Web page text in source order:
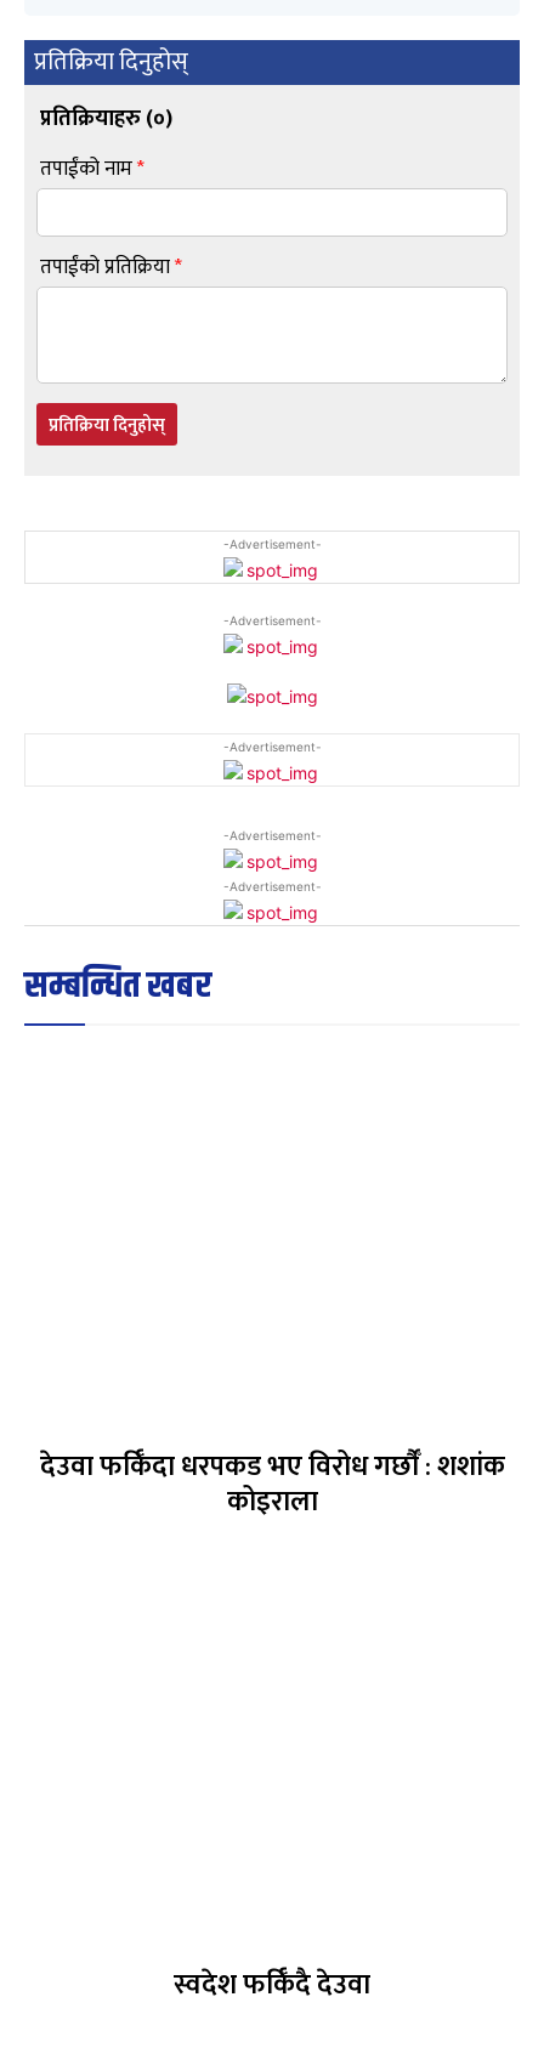
प्रतिक्रिया दिनुहोस्
प्रतिक्रियाहरु (०)
तपाईंको नाम*
तपाईंको प्रतिक्रिया*
प्रतिक्रिया दिनुहोस्
-Advertisement-
-Advertisement-
-Advertisement-
-Advertisement-
-Advertisement-
सम्बन्धित खबर
देउवा फर्किँदा धरपकड भए विरोध गर्छौँं : शशांक
कोइराला
स्वदेश फर्किँदै देउवा